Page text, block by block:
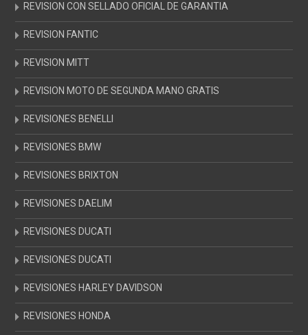
REVISION CON SELLADO OFICIAL DE GARANTIA
REVISION FANTIC
REVISION MITT
REVISION MOTO DE SEGUNDA MANO GRATIS
REVISIONES BENELLI
REVISIONES BMW
REVISIONES BRIXTON
REVISIONES DAELIM
REVISIONES DUCATI
REVISIONES DUCATI
REVISIONES HARLEY DAVIDSON
REVISIONES HONDA